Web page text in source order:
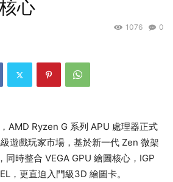
心
0
1076
AMD Ryzen G 系列 APU 處理器正式
遊戲玩家市場，基於新一代 Zen 微架
同時整合 VEGA GPU 繪圖核心，IGP
，更直迫入門級3D 繪圖卡。